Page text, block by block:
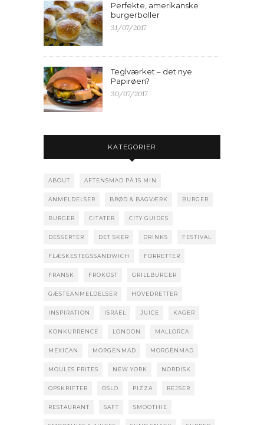
Perfekte, amerikanske
burgerboller
31/07/2017
Teglværket – det nye
Papirøen?
30/07/2017
KATEGORIER
ABOUT AFTENSMAD PÅ 15 MIN
ANMELDELSER BRØD & BAGVÆRK BURGER
BURGER CITATER CITY GUIDES
DESSERTER DET SKER DRINKS FESTIVAL
FLÆSKESTEGSSANDWICH FORRETTER
FRANSK FROKOST GRILLBURGER
GÆSTEANMELDELSER HOVEDRETTER
INSPIRATION ISRAEL JUICE KAGER
KONKURRENCE LONDON MALLORCA
MEXICAN MORGENMAD MORGENMAD
MOULES FRITES NEW YORK NORDISK
OPSKRIFTER OSLO PIZZA REJSER
RESTAURANT SAFT SMOOTHIE